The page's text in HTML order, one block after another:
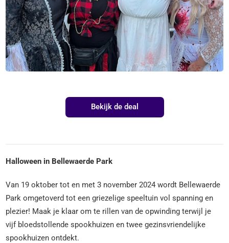
Bekijk de deal
Halloween in Bellewaerde Park
Van 19 oktober tot en met 3 november 2024 wordt Bellewaerde
Park omgetoverd tot een griezelige speeltuin vol spanning en
plezier! Maak je klaar om te rillen van de opwinding terwijl je
vijf bloedstollende spookhuizen en twee gezinsvriendelijke
spookhuizen ontdekt.